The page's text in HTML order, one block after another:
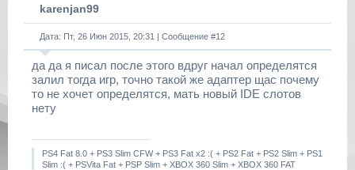
karenjan99
Дата: Пт, 26 Июн 2015, 20:31 | Сообщение #12
да да я писал после этого вдруг начал определятся
залил тогда игр, точно такой же адаптер щас почему
то не хочет определятся, мать новый IDE слотов
нету
PS4 Fat 8.0 + PS3 Slim CFW + PS3 Fat x2 :( + PS2 Fat + PS2 Slim + PS1
Slim :( + PSVita Fat + PSP Slim + XBOX 360 Slim + XBOX 360 FAT